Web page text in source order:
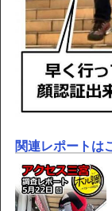
関連レポートは